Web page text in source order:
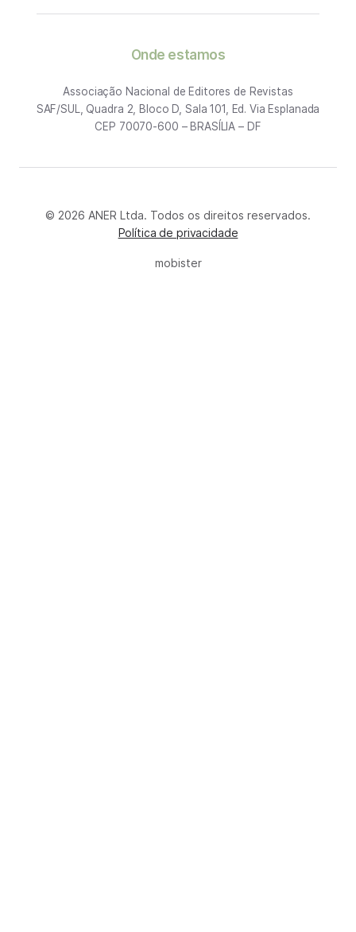
Onde estamos
Associação Nacional de Editores de Revistas
SAF/SUL, Quadra 2, Bloco D, Sala 101, Ed. Via Esplanada
CEP 70070-600 – BRASÍLIA – DF
© 2026 ANER Ltda. Todos os direitos reservados.
Política de privacidade
mobister